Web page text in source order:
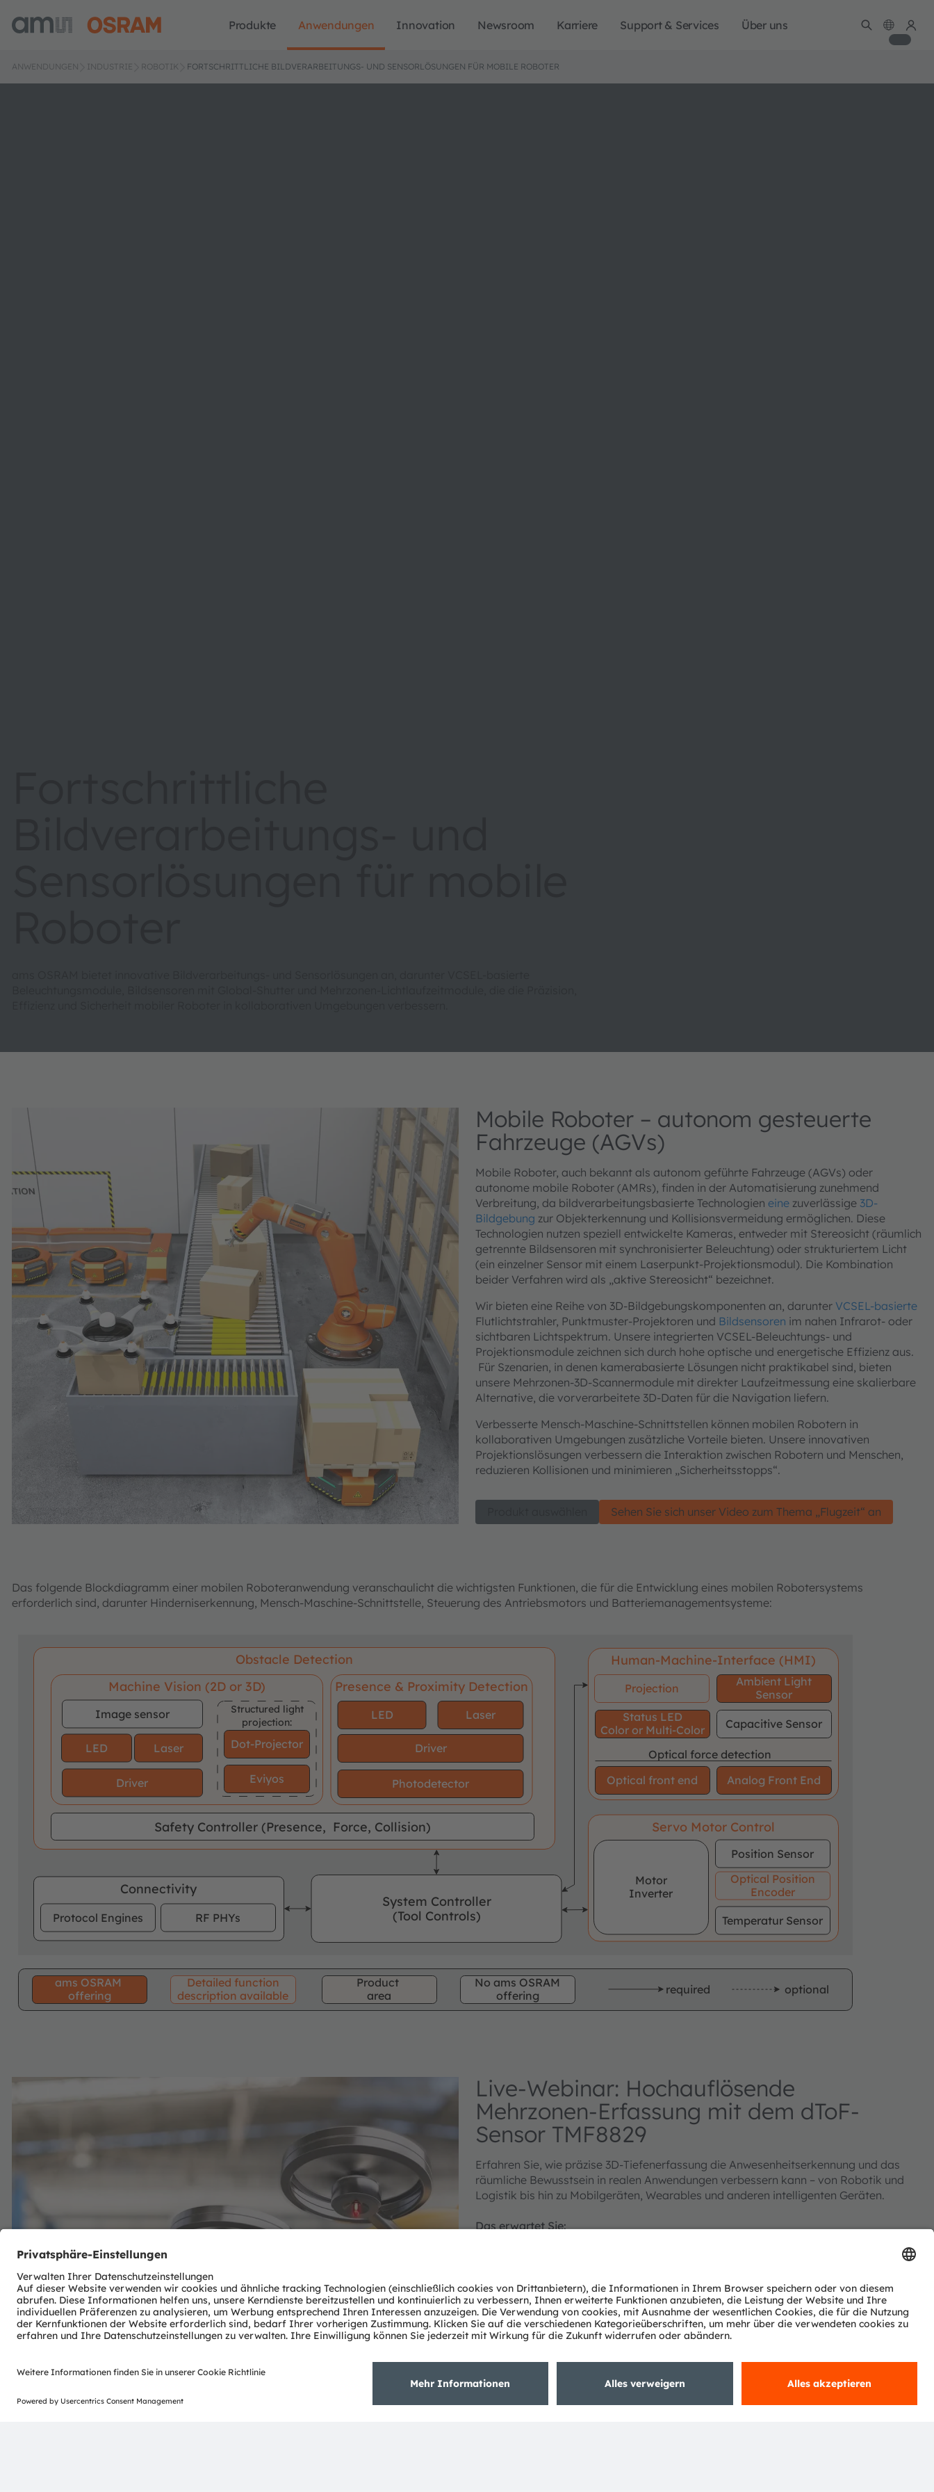
Produkte Anwendungen Innovation Newsroom Karriere Support & Services Über uns
ANWENDUNGEN INDUSTRIE ROBOTIK FORTSCHRITTLICHE BILDVERARBEITUNGS- UND SENSORLÖSUNGEN FÜR MOBILE ROBOTER
Mobile Roboter – autonom gesteuerte
Fahrzeuge (AGVs)
Mobile Roboter, auch bekannt als autonom geführte Fahrzeuge (AGVs) oder
autonome mobile Roboter (AMRs), finden in der Automatisierung zunehmend
Verbreitung, da bildverarbeitungsbasierte Technologien eine zuverlässige 3D-
Bildgebung zur Objekterkennung und Kollisionsvermeidung ermöglichen. Diese
Technologien nutzen speziell entwickelte Kameras, entweder mit Stereosicht (räumlich
getrennte Bildsensoren mit synchronisierter Beleuchtung) oder strukturiertem Licht
(ein einzelner Sensor mit einem Laserpunkt-Projektionsmodul). Die Kombination
beider Verfahren wird als „aktive Stereosicht“ bezeichnet.
Wir bieten eine Reihe von 3D-Bildgebungskomponenten an, darunter VCSEL-basierte
Flutlichtstrahler, Punktmuster-Projektoren und Bildsensoren im nahen Infrarot- oder
sichtbaren Lichtspektrum. Unsere integrierten VCSEL-Beleuchtungs- und
Projektionsmodule zeichnen sich durch hohe optische und energetische Effizienz aus.
Für Szenarien, in denen kamerabasierte Lösungen nicht praktikabel sind, bieten
unsere Mehrzonen-3D-Scannermodule mit direkter Laufzeitmessung eine skalierbare
Alternative, die vorverarbeitete 3D-Daten für die Navigation liefern.
Verbesserte Mensch-Maschine-Schnittstellen können mobilen Robotern in
kollaborativen Umgebungen zusätzliche Vorteile bieten. Unsere innovativen
Projektionslösungen verbessern die Interaktion zwischen Robotern und Menschen,
reduzieren Kollisionen und minimieren „Sicherheitsstopps“.
Sehen Sie sich unser Video zum Thema „Flugzeit“ an
Das folgende Blockdiagramm einer mobilen Roboteranwendung veranschaulicht die wichtigsten Funktionen, die für die Entwicklung eines mobilen Robotersystems
erforderlich sind, darunter Hinderniserkennung, Mensch-Maschine-Schnittstelle, Steuerung des Antriebsmotors und Batteriemanagementsysteme:
Obstacle Detection
ams OSRAM
offering
Detailed function
description available
Product
area
No ams OSRAM
offering
required optional
Human-Machine-Interface (HMI)
Status LED
Color or Multi-Color
Optical force detection
Optical front end
Analog Front End
Machine Vision (2D or 3D)
System Controller
(Tool Controls)
Projection
Ambient Light
Sensor
Connectivity
Protocol Engines RF PHYs
Safety Controller (Presence, Force, Collision)
Presence & Proximity Detection
LED Laser
Driver
Photodetector
Dot-Projector
Eviyos
Structured light
projection:
Servo Motor Control
Position Sensor
Motor
Inverter
Optical Position
Encoder
Temperatur Sensor
Capacitive Sensor
LED
Laser
Driver
Image sensor
Live-Webinar: Hochauflösende
Mehrzonen-Erfassung mit dem dToF-
Sensor TMF8829
Erfahren Sie, wie präzise 3D-Tiefenerfassung die Anwesenheitserkennung und das
räumliche Bewusstsein in realen Anwendungen verbessern kann – von Robotik und
Logistik bis hin zu Mobilgeräten, Wearables und anderen intelligenten Geräten.
Das erwartet Sie:
Informationen zum TMF8829-Sensor: bis zu 48×32 Pixel, 11 m Reichweite und 80°
Sichtfeld
Ein Verständnis der On-Chip-Verarbeitung von Entfernungs-, Konfidenz- und
Umgebungslichtdaten
Beispiele für die Erkennung mehrerer Objekte und KI-fähige Tiefendaten in der
Praxis
Anwendungsbereiche: